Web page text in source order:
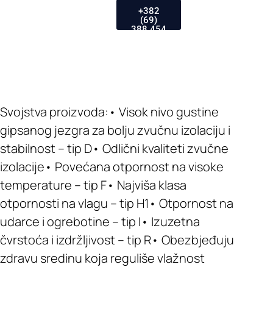
+382
(69)
388 454
Svojstva proizvoda:• Visok nivo gustine
gipsanog jezgra za bolju zvučnu izolaciju i
stabilnost – tip D• Odlični kvaliteti zvučne
izolacije• Povećana otpornost na visoke
temperature – tip F• Najviša klasa
otpornosti na vlagu – tip H1• Otpornost na
udarce i ogrebotine – tip I• Izuzetna
čvrstoća i izdržljivost – tip R• Obezbjeđuju
zdravu sredinu koja reguliše vlažnost